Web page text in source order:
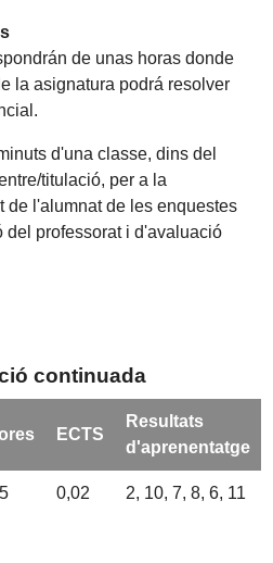
de unas horas donde
la asignatura podrá resolver
d'una classe, dins del
titulació, per a la
de l'alumnat de les enquestes
professorat i d'avaluació
continuada
ECTS
Resultats
d'aprenentatge
0,02 2, 10, 7, 8, 6, 11